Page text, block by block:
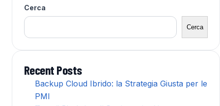
Cerca
Cerca
Recent Posts
Backup Cloud Ibrido: la Strategia Giusta per le
PMI